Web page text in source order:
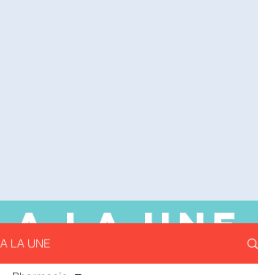
A LA UNE
A LA UNE